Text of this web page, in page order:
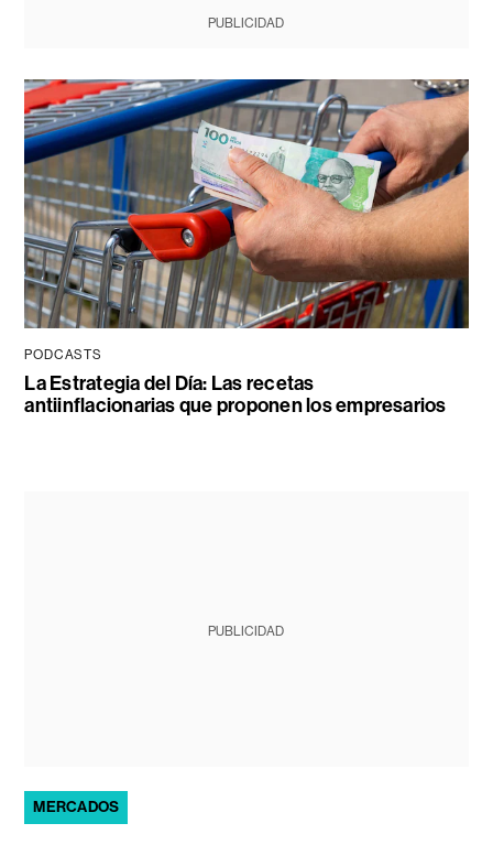
PUBLICIDAD
PODCASTS
La Estrategia del Día: Las recetas
antiinflacionarias que proponen los empresarios
PUBLICIDAD
MERCADOS